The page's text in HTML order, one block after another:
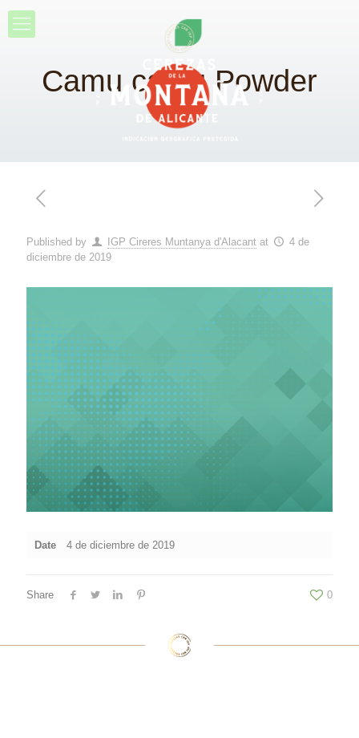
Camu camu Powder
Published by IGP Cireres Muntanya d'Alacant at
4 de
diciembre de 2019
Date 4 de diciembre de 2019
Share 0